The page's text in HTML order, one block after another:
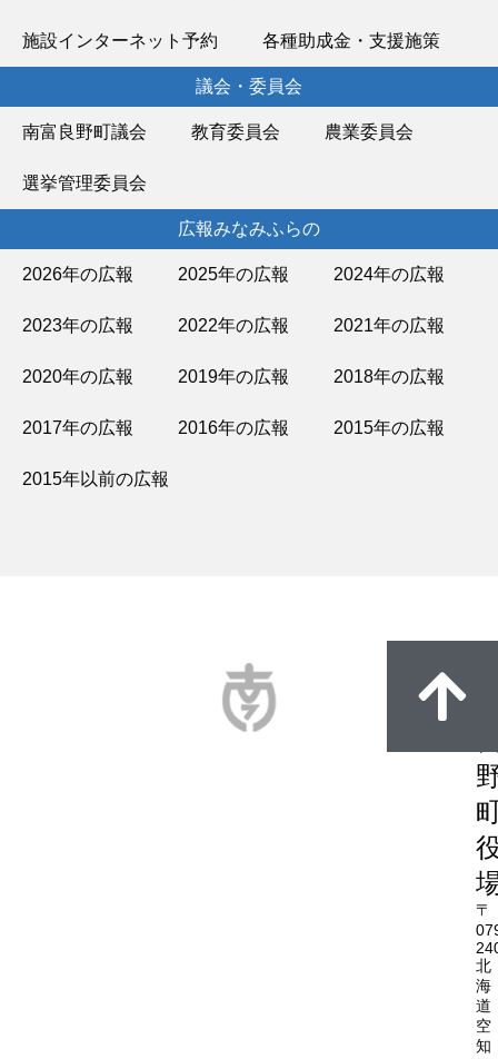
施設インターネット予約 各種助成金・支援施策
議会・委員会
南富良野町議会 教育委員会 農業委員会
選挙管理委員会
広報みなみふらの
2026年の広報 2025年の広報 2024年の広報
2023年の広報 2022年の広報 2021年の広報
2020年の広報 2019年の広報 2018年の広報
2017年の広報 2016年の広報 2015年の広報
2015年以前の広報
〒
北
海
道
空
知